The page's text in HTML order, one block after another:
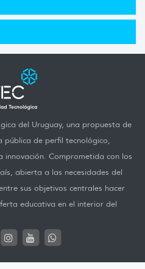
del Uruguay, una propuesta de
pública de perfil tecnológico,
Comprometida con los
abierta a las necesidades del
sus objetivos centrales hacer
educativa en el interior del